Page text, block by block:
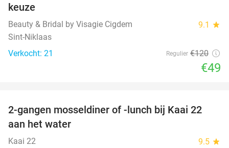
keuze
Beauty & Bridal by Visagie Cigdem 9.1 star
Sint-Niklaas
Verkocht: 21
Regulier €120
€49
47%
2-gangen mosseldiner of -lunch bij Kaai 22
aan het water
Kaai 22 9.5 star